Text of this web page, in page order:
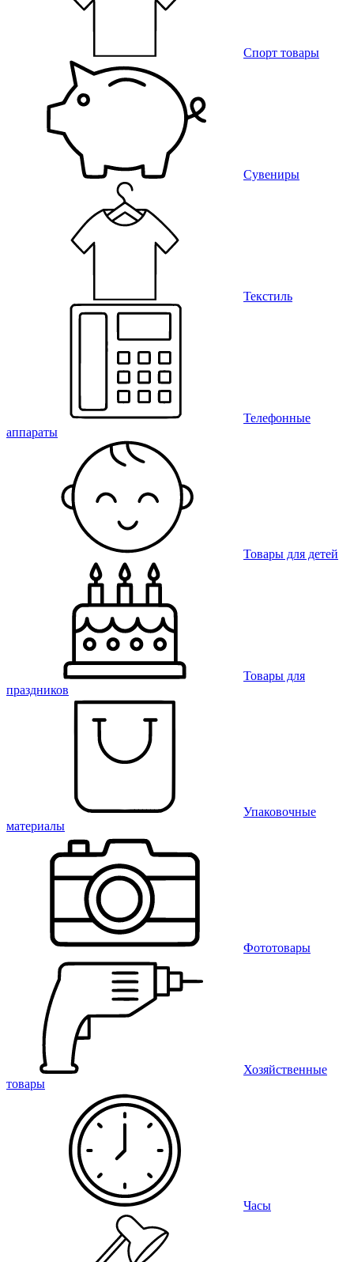
Спорт товары
Сувениры
Текстиль
Телефонные
аппараты
Товары для детей
Товары для
праздников
Упаковочные
материалы
Фототовары
Хозяйственные
товары
Часы